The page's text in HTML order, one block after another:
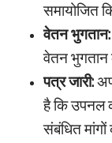
समायोजित
वेतन भुगतान:
वेतन
पत्र जारी:
है कि उपनल
संबंधित मांगों